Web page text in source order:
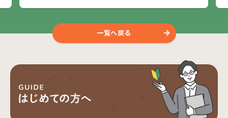
一覧へ戻る